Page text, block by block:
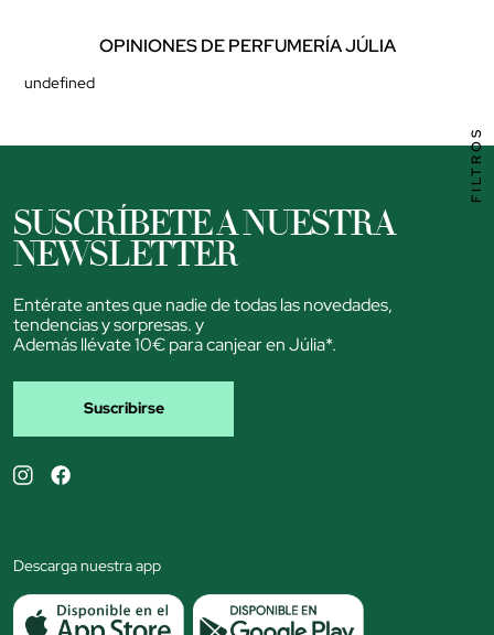
OPINIONES DE PERFUMERÍA JÚLIA
undefined
SUSCRÍBETE A NUESTRA
NEWSLETTER
Entérate antes que nadie de todas las novedades,
tendencias y sorpresas. y
Además llévate 10€ para canjear en Júlia*.
Suscribirse
Descarga nuestra app
FILTROS